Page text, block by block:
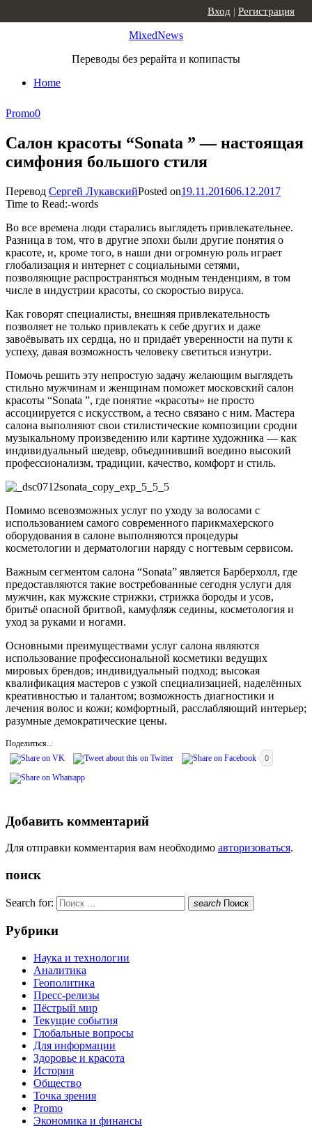
MixedNews
Переводы без рерайта и копипасты
Home
Вход | Регистрация
Promo0
Салон красоты “Sonata ” — настоящая
симфония большого стиля
Перевод Сергей ЛукавскийPosted on19.11.201606.12.2017
Time to Read:-words
Во все времена люди старались выглядеть привлекательнее.
Разница в том, что в другие эпохи были другие понятия о
красоте, и, кроме того, в наши дни огромную роль играет
глобализация и интернет с социальными сетями,
позволяющие распространяться модным тенденциям, в том
числе в индустрии красоты, со скоростью вируса.
Как говорят специалисты, внешняя привлекательность
позволяет не только привлекать к себе других и даже
завоёвывать их сердца, но и придаёт уверенности на пути к
успеху, давая возможность человеку светиться изнутри.
Помочь решить эту непростую задачу желающим выглядеть
стильно мужчинам и женщинам поможет московский салон
красоты “Sonata ”, где понятие «красоты» не просто
ассоциируется с искусством, а тесно связано с ним. Мастера
салона выполняют свои стилистические композиции сродни
музыкальному произведению или картине художника — как
индивидуальный шедевр, объединивший воедино высокий
профессионализм, традиции, качество, комфорт и стиль.
Помимо всевозможных услуг по уходу за волосами с
использованием самого современного парикмахерского
оборудования в салоне выполняются процедуры
косметологии и дерматологии наряду с ногтевым сервисом.
Важным сегментом салона “Sonata” является Барберхолл, где
предоставляются такие востребованные сегодня услуги для
мужчин, как мужские стрижки, стрижка бороды и усов,
бритьё опасной бритвой, камуфляж седины, косметология и
уход за руками и ногами.
Основными преимуществами услуг салона являются
использование профессиональной косметики ведущих
мировых брендов; индивидуальный подход; высокая
квалификация мастеров с узкой специализацией, наделённых
креативностью и талантом; возможность диагностики и
лечения волос и кожи; комфортный, расслабляющий интерьер;
разумные демократические цены.
Поделиться...
0
Добавить комментарий
Для отправки комментария вам необходимо авторизоваться.
поиск
Search for: search Поиск
Рубрики
Наука и технологии
Аналитика
Геополитика
Пресс-релизы
Пёстрый мир
Текущие события
Глобальные вопросы
Для информации
Здоровье и красота
История
Общество
Точка зрения
Promo
Экономика и финансы